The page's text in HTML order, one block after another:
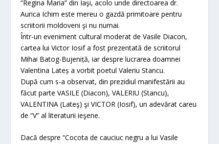
“Regina Maria” din Iaşi, acolo unde directoarea dr.
Aurica Ichim este mereu o gazdă primitoare pentru
scriitorii moldoveni şi nu numai.
Într-un eveniment cultural moderat de Vasile Diacon,
cartea lui Victor Iosif a fost prezentată de scriitorul
Mihai Batog-Bujeniță, iar despre lucrarea doamnei
Valentina Lateș a vorbit poetul Valeriu Stancu.
După cum s-a observat, din prezidiul manifestării au
făcut parte VASILE (Diacon), VALERIU (Stancu),
VALENTINA (Lateş) şi VICTOR (Iosif), un adevărat careu
de “V” al literaturii ieşene.
Dacă despre “Cocota de cauciuc negru a lui Vasile